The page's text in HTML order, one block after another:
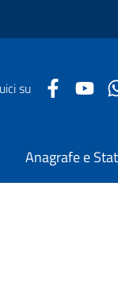
su
Anagrafe e